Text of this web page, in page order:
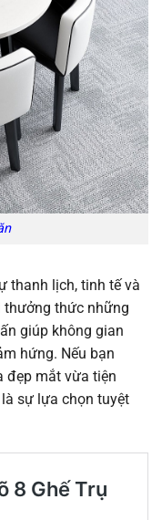
thanh lịch, tinh tế và
thưởng thức những
giúp không gian
hứng. Nếu bạn
đẹp mắt vừa tiện
sự lựa chọn tuyệt